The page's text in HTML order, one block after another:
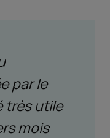
par le
très utile
mois